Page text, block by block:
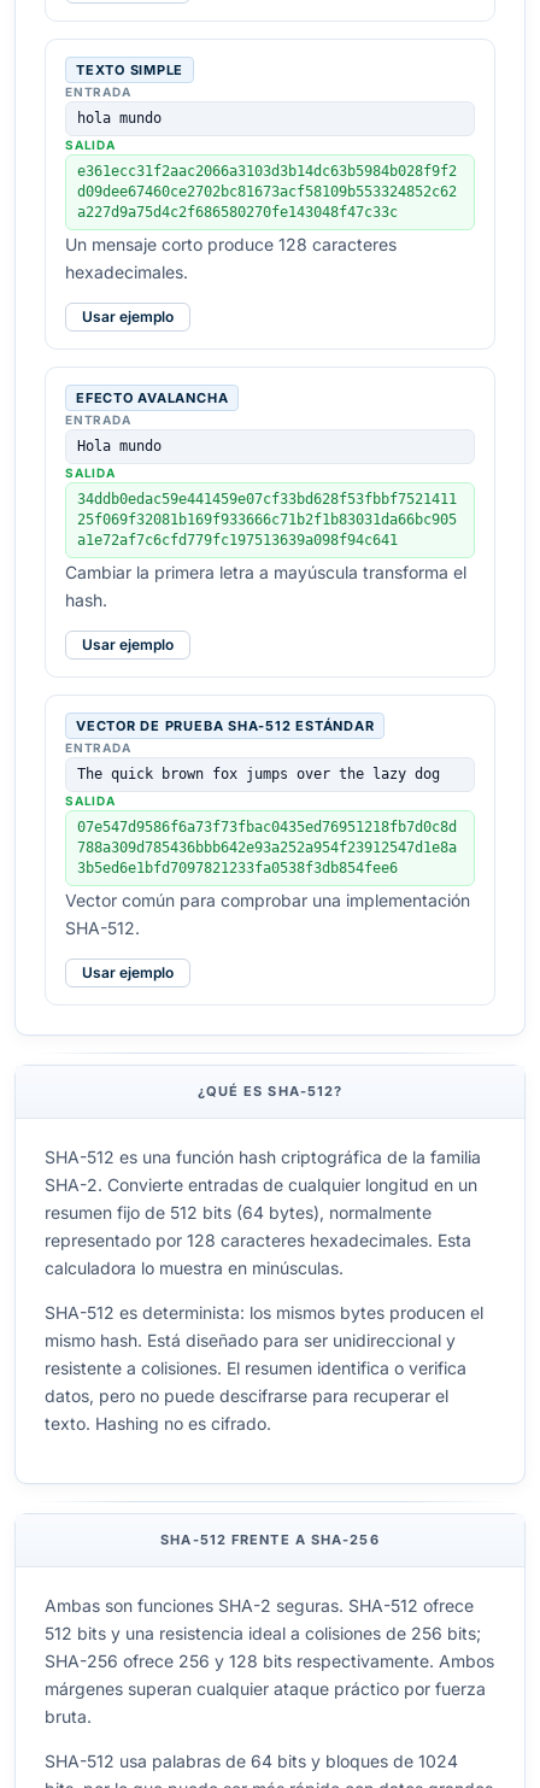
TEXTO SIMPLE
ENTRADA
hola mundo
SALIDA
e361ecc31f2aac2066a3103d3b14dc63b5984b028f9f2
d09dee67460ce2702bc81673acf58109b553324852c62
a227d9a75d4c2f686580270fe143048f47c33c
Un mensaje corto produce 128 caracteres
hexadecimales.
Usar ejemplo
EFECTO AVALANCHA
ENTRADA
Hola mundo
SALIDA
34ddb0edac59e441459e07cf33bd628f53fbbf7521411
25f069f32081b169f933666c71b2f1b83031da66bc905
a1e72af7c6cfd779fc197513639a098f94c641
Cambiar la primera letra a mayúscula transforma el
hash.
Usar ejemplo
VECTOR DE PRUEBA SHA-512 ESTÁNDAR
ENTRADA
The quick brown fox jumps over the lazy dog
SALIDA
07e547d9586f6a73f73fbac0435ed76951218fb7d0c8d
788a309d785436bbb642e93a252a954f23912547d1e8a
3b5ed6e1bfd7097821233fa0538f3db854fee6
Vector común para comprobar una implementación
SHA-512.
Usar ejemplo
¿QUÉ ES SHA-512?
SHA-512 es una función hash criptográfica de la familia
SHA-2. Convierte entradas de cualquier longitud en un
resumen fijo de 512 bits (64 bytes), normalmente
representado por 128 caracteres hexadecimales. Esta
calculadora lo muestra en minúsculas.
SHA-512 es determinista: los mismos bytes producen el
mismo hash. Está diseñado para ser unidireccional y
resistente a colisiones. El resumen identifica o verifica
datos, pero no puede descifrarse para recuperar el
texto. Hashing no es cifrado.
SHA-512 FRENTE A SHA-256
Ambas son funciones SHA-2 seguras. SHA-512 ofrece
512 bits y una resistencia ideal a colisiones de 256 bits;
SHA-256 ofrece 256 y 128 bits respectivamente. Ambos
márgenes superan cualquier ataque práctico por fuerza
bruta.
SHA-512 usa palabras de 64 bits y bloques de 1024